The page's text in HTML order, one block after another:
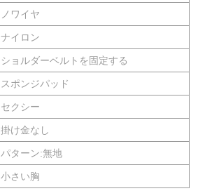
ノワイヤ
ナイロン
ショルダーベルトを固定する
スポンジパッド
セクシー
掛け金なし
パターン:無地
小さい胸